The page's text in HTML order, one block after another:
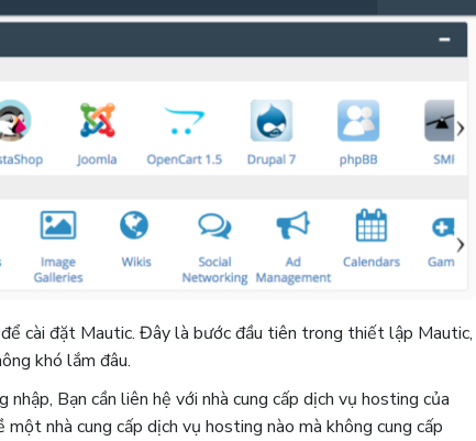
cài đặt Mautic. Đây là bước đầu tiên trong thiết lập Mautic,
khó lắm đâu.
Bạn cần liên hệ với nhà cung cấp dịch vụ hosting của
một nhà cung cấp dịch vụ hosting nào mà không cung cấp